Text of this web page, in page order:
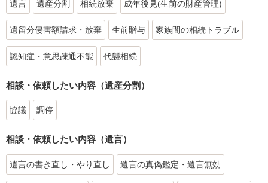
遺言 遺産分割 相続放棄 成年後見(生前の財産管理)
遺留分侵害額請求・放棄 生前贈与 家族間の相続トラブル
認知症・意思疎通不能 代襲相続
相談・依頼したい内容（遺産分割）
協議 調停
相談・依頼したい内容（遺言）
遺言の書き直し・やり直し 遺言の真偽鑑定・遺言無効